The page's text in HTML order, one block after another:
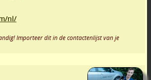
nl/
Importeer dit in de contactenlijst van je